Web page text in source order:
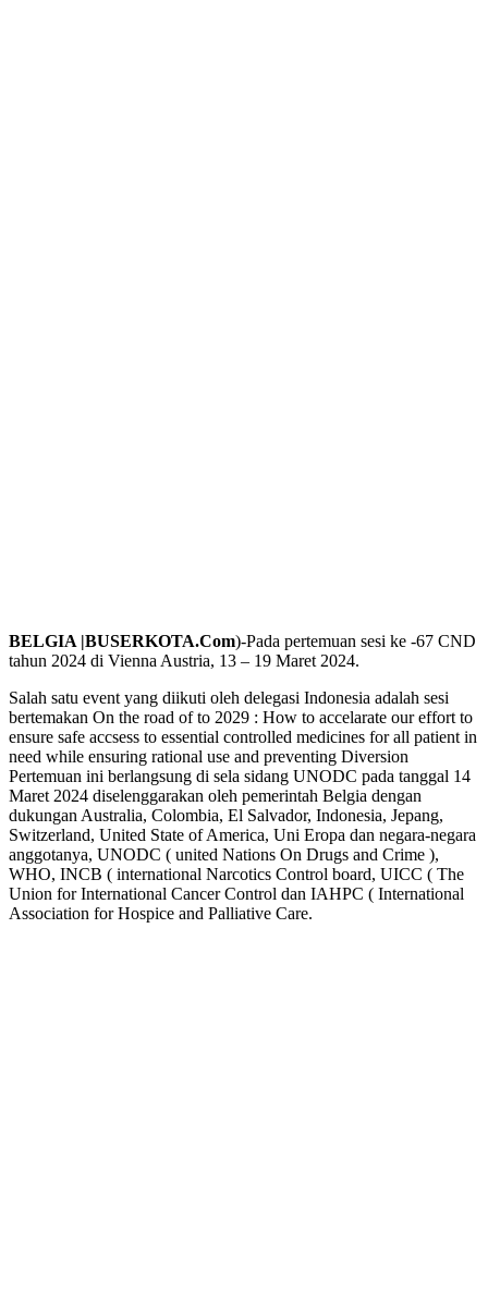
BELGIA |BUSERKOTA.Com)-Pada pertemuan sesi ke -67 CND
tahun 2024 di Vienna Austria, 13 – 19 Maret 2024.
Salah satu event yang diikuti oleh delegasi Indonesia adalah sesi
bertemakan On the road of to 2029 : How to accelarate our effort to
ensure safe accsess to essential controlled medicines for all patient in
need while ensuring rational use and preventing Diversion
Pertemuan ini berlangsung di sela sidang UNODC pada tanggal 14
Maret 2024 diselenggarakan oleh pemerintah Belgia dengan
dukungan Australia, Colombia, El Salvador, Indonesia, Jepang,
Switzerland, United State of America, Uni Eropa dan negara-negara
anggotanya, UNODC ( united Nations On Drugs and Crime ),
WHO, INCB ( international Narcotics Control board, UICC ( The
Union for International Cancer Control dan IAHPC ( International
Association for Hospice and Palliative Care.